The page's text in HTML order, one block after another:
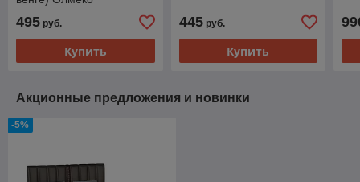
495 руб.
Купить
445руб.
Купить
Акционные предложения и новинки
-5%